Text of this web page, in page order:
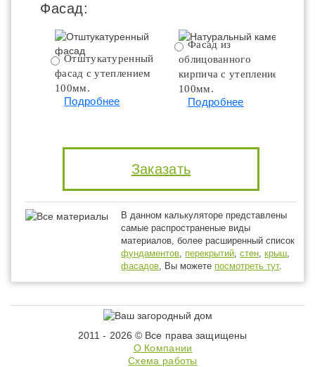
Фасад:
Отштукатуренный
фасад с утеплением
100мм.
Подробнее
Фасад из
облицованного
кирпича с утеплением
100мм.
Подробнее
Заказать
В данном калькуляторе представлены
самые распространеные виды
материалов, более расширенный список
фундаментов, перекрытий,стен,крыш,
фасадов, Вы можете посмотреть тут.
2011 - 2026 © Все права защищены
О Компании
Схема работы